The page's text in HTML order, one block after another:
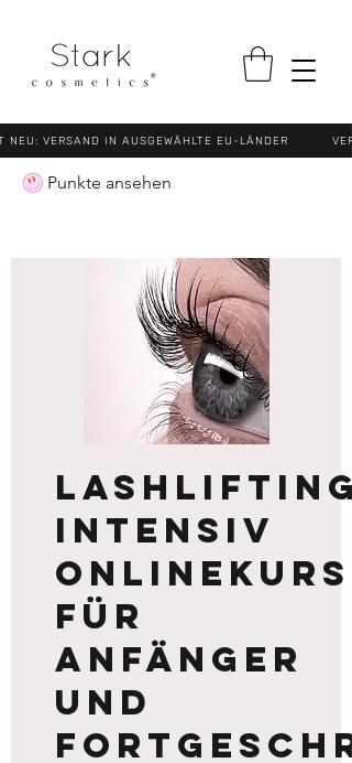
VERSAND IN AUSGEWÄHLTE EU-LÄNDER
Punkte ansehen
Lashlifting
Intensiv
Onlinekurs
für
Anfänger
und